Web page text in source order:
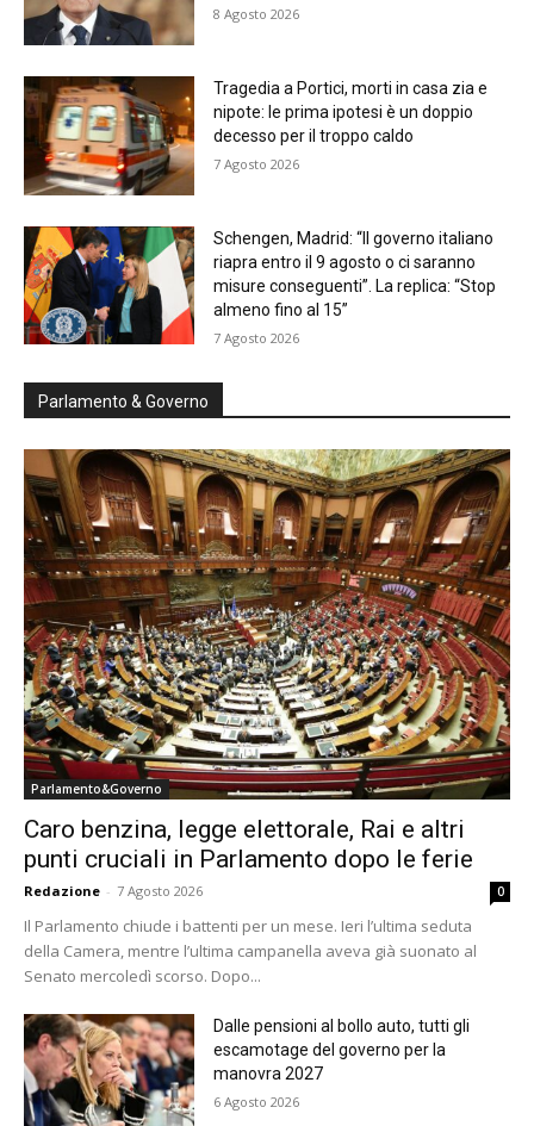
8 Agosto 2026
Tragedia a Portici, morti in casa zia e
nipote: le prima ipotesi è un doppio
decesso per il troppo caldo
7 Agosto 2026
Schengen, Madrid: “Il governo italiano
riapra entro il 9 agosto o ci saranno
misure conseguenti”. La replica: “Stop
almeno fino al 15”
7 Agosto 2026
Parlamento & Governo
Parlamento&Governo
Caro benzina, legge elettorale, Rai e altri
punti cruciali in Parlamento dopo le ferie
Redazione - 7 Agosto 2026 0
Il Parlamento chiude i battenti per un mese. Ieri l’ultima seduta
della Camera, mentre l’ultima campanella aveva già suonato al
Senato mercoledì scorso. Dopo...
Dalle pensioni al bollo auto, tutti gli
escamotage del governo per la
manovra 2027
6 Agosto 2026